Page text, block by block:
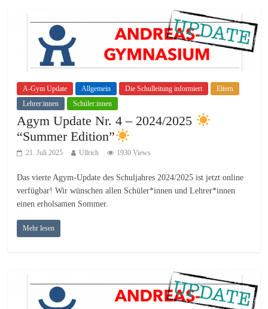
A-Gym Update Allgemein Die Schulleitung informiert
Eltern
Lehrer:innen
Schüler:innen
Agym Update Nr. 4 – 2024/2025
“Summer Edition”
21. Juli 2025 Ullrich 1930 Views
Das vierte Agym-Update des Schuljahres 2024/2025 ist jetzt online
verfügbar! Wir wünschen allen Schüler*innen und Lehrer*innen
einen erholsamen Sommer.
Mehr lesen